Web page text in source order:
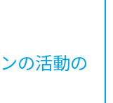
の活動の